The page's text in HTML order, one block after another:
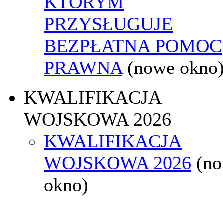
PRZYSŁUGUJE
BEZPŁATNA POMOC
PRAWNA (nowe
KWALIFIKACJA
WOJSKOWA 2026
KWALIFIKACJA
WOJSKOWA 2026
okno)